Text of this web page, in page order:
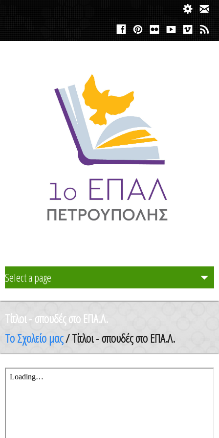
Select a page
Το Σχολείο μας
Δράση Μαθητείας
Τίτλοι - σπουδές στο ΕΠΑ.Λ.
Το Σχολείο μας/ Τίτλοι - σπουδές στο ΕΠΑ.Λ.